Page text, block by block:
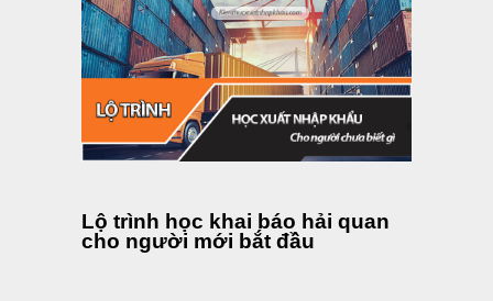
Lộ trình học khai báo hải quan
cho người mới bắt đầu